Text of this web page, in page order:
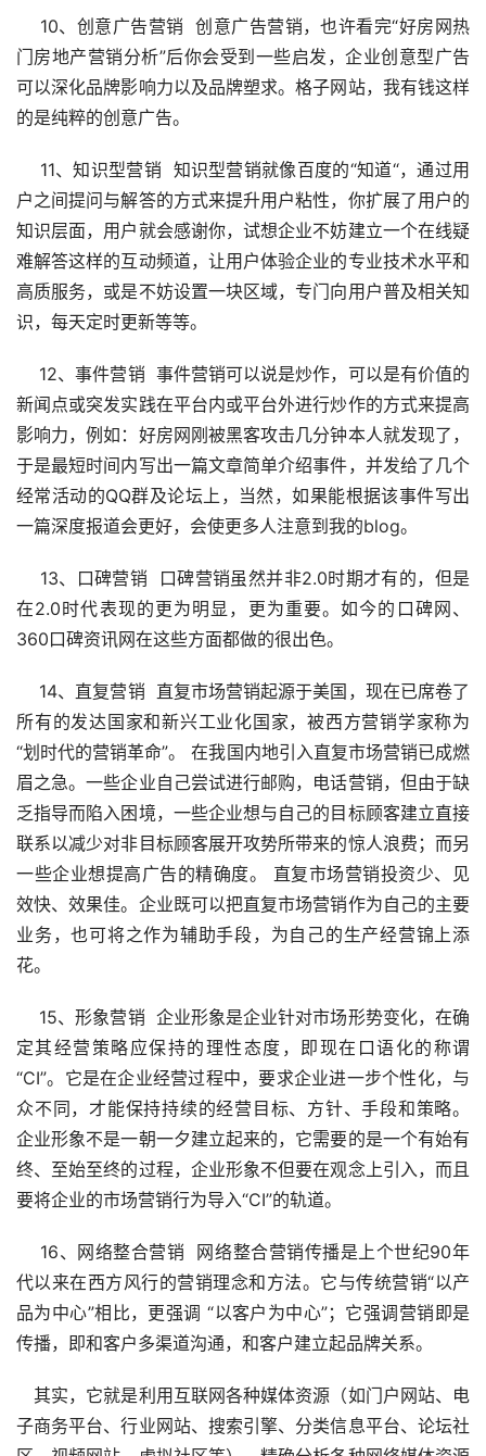
10、创意广告营销  创意广告营销，也许看完“好房网热
门房地产营销分析”后你会受到一些启发，企业创意型广告
可以深化品牌影响力以及品牌塑求。格子网站，我有钱这样
的是纯粹的创意广告。
11、知识型营销  知识型营销就像百度的“知道“，通过用
户之间提问与解答的方式来提升用户粘性，你扩展了用户的
知识层面，用户就会感谢你，试想企业不妨建立一个在线疑
难解答这样的互动频道，让用户体验企业的专业技术水平和
高质服务，或是不妨设置一块区域，专门向用户普及相关知
识，每天定时更新等等。
12、事件营销  事件营销可以说是炒作，可以是有价值的
新闻点或突发实践在平台内或平台外进行炒作的方式来提高
影响力，例如：好房网刚被黑客攻击几分钟本人就发现了，
于是最短时间内写出一篇文章简单介绍事件，并发给了几个
经常活动的QQ群及论坛上，当然，如果能根据该事件写出
一篇深度报道会更好，会使更多人注意到我的blog。
13、口碑营销  口碑营销虽然并非2.0时期才有的，但是
在2.0时代表现的更为明显，更为重要。如今的口碑网、
360口碑资讯网在这些方面都做的很出色。
14、直复营销  直复市场营销起源于美国，现在已席卷了
所有的发达国家和新兴工业化国家，被西方营销学家称为
“划时代的营销革命”。 在我国内地引入直复市场营销已成燃
眉之急。一些企业自己尝试进行邮购，电话营销，但由于缺
乏指导而陷入困境，一些企业想与自己的目标顾客建立直接
联系以减少对非目标顾客展开攻势所带来的惊人浪费；而另
一些企业想提高广告的精确度。 直复市场营销投资少、见
效快、效果佳。企业既可以把直复市场营销作为自己的主要
业务，也可将之作为辅助手段，为自己的生产经营锦上添
花。
15、形象营销  企业形象是企业针对市场形势变化，在确
定其经营策略应保持的理性态度，即现在口语化的称谓
“CI”。它是在企业经营过程中，要求企业进一步个性化，与
众不同，才能保持持续的经营目标、方针、手段和策略。
企业形象不是一朝一夕建立起来的，它需要的是一个有始有
终、至始至终的过程，企业形象不但要在观念上引入，而且
要将企业的市场营销行为导入“CI”的轨道。
16、网络整合营销  网络整合营销传播是上个世纪90年
代以来在西方风行的营销理念和方法。它与传统营销“以产
品为中心”相比，更强调 “以客户为中心”；它强调营销即是
传播，即和客户多渠道沟通，和客户建立起品牌关系。
其实，它就是利用互联网各种媒体资源（如门户网站、电
子商务平台、行业网站、搜索引擎、分类信息平台、论坛社